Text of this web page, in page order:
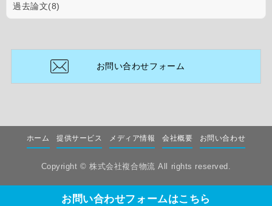
過去論文(8)
お問い合わせフォーム
お問い合わせフォームはこちら
ホーム 提供サービス メディア情報 会社概要 お問い合わせ
Copyright ©株式会社複合物流 All rights reserved.